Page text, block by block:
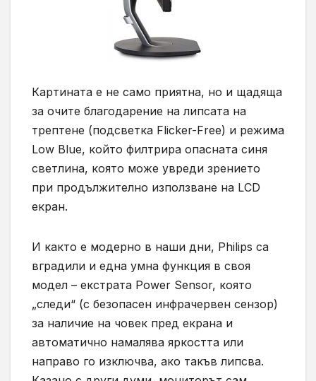
Картината е не само приятна, но и щадяща
за очите благодарение на липсата на
трептене (подсветка Flicker-Free) и режима
Low Blue, който филтрира опасната синя
светлина, която може увреди зрението
при продължително използване на LCD
екран.
И както е модерно в наши дни, Philips са
вградили и една умна функция в своя
модел – екстрата Power Sensor, която
„следи“ (с безопасен инфрачервен сензор)
за наличие на човек пред екрана и
автоматично намалява яркостта или
направо го изключва, ако такъв липсва.